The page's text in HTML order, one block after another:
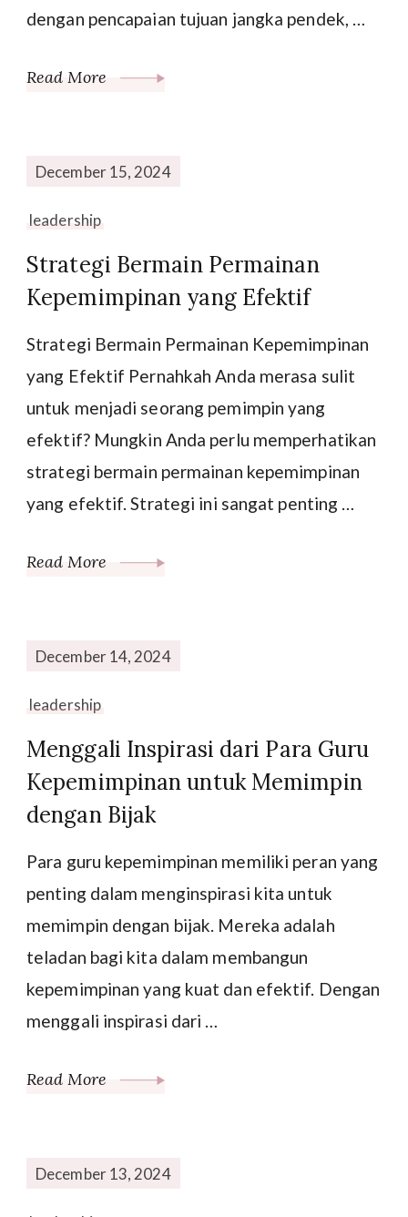
dengan pencapaian tujuan jangka pendek, …
Read More
December 15, 2024
leadership
Strategi Bermain Permainan
Kepemimpinan yang Efektif
Strategi Bermain Permainan Kepemimpinan
yang Efektif Pernahkah Anda merasa sulit
untuk menjadi seorang pemimpin yang
efektif? Mungkin Anda perlu memperhatikan
strategi bermain permainan kepemimpinan
yang efektif. Strategi ini sangat penting …
Read More
December 14, 2024
leadership
Menggali Inspirasi dari Para Guru
Kepemimpinan untuk Memimpin
dengan Bijak
Para guru kepemimpinan memiliki peran yang
penting dalam menginspirasi kita untuk
memimpin dengan bijak. Mereka adalah
teladan bagi kita dalam membangun
kepemimpinan yang kuat dan efektif. Dengan
menggali inspirasi dari …
Read More
December 13, 2024